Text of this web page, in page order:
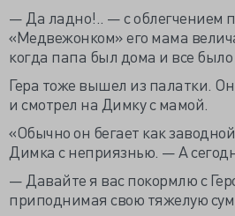
— Да ладно!.. — с облегчением
«Медвежонком» его мама
когда папа был дома и все было
Гера тоже вышел из палатки.
и смотрел на Димку с мамой.
«Обычно он бегает как
Димка с неприязнью. — А
— Давайте я вас покормлю с
приподнимая свою тяжелую